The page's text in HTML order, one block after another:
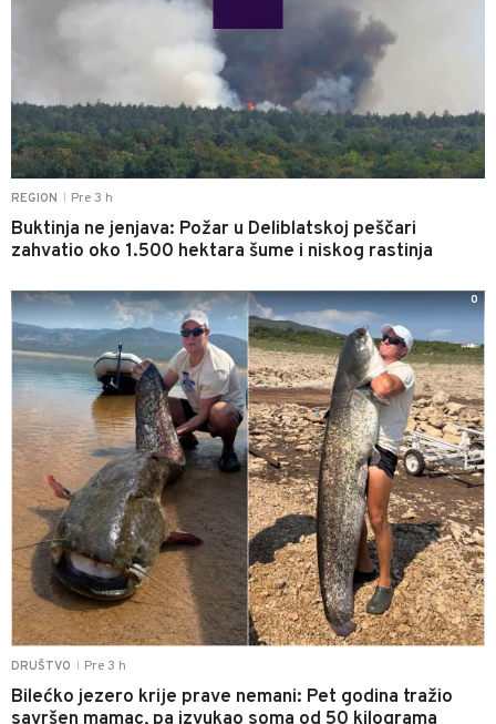
REGION Pre 3 h
Buktinja ne jenjava: Požar u Deliblatskoj peščari
zahvatio oko 1.500 hektara šume i niskog rastinja
DRUŠTVO Pre 3 h
Bilećko jezero krije prave nemani: Pet godina tražio
0